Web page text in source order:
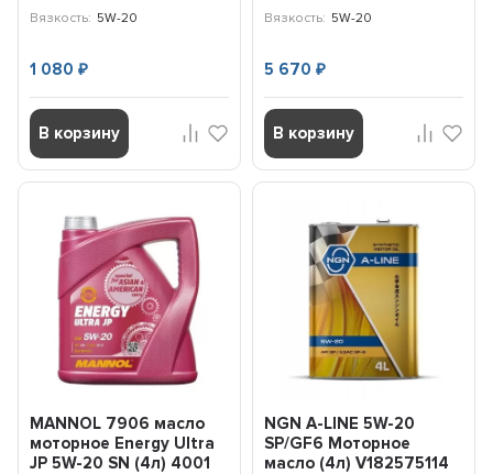
Вязкость: 5W-20
1 080₽
В корзину
Вязкость: 5W-20
5 670 ₽
В корзину
MANNOL 7906 масло
моторное Energy Ultra
JP 5W-20 SN (4л) 4001
NGN A-LINE 5W-20
SP/GF6 Моторное
масло (4л) V182575114